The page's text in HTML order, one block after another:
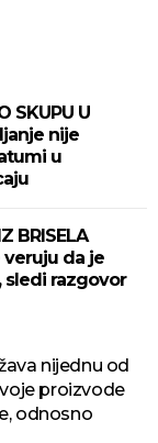
SKUPU U
nije
u
BRISELA
veruju da je
sledi razgovor
nijednu od
proizvode
odnosno